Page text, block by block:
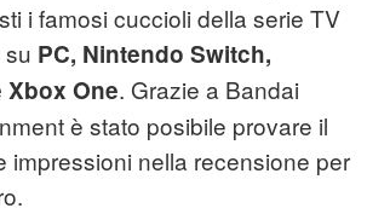
i famosi cuccioli della serie TV
PC, Nintendo Switch,
Xbox One. Grazie a Bandai
è stato posibile provare il
impressioni nella recensione per